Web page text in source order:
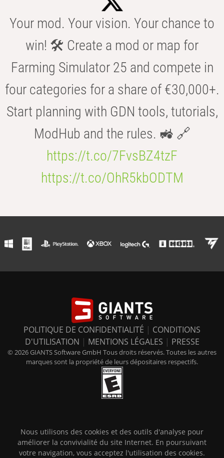
Your mod. Your vision. Your chance to
win! 🛠️ Create a mod or map for
Farming Simulator 25 and compete in
four categories for a share of €30,000+.
Start planning with GDN tools, tutorials,
ModHub and the rules. 🚜 🔗
https://t.co/7FvsBZ4tzF
https://t.co/OhR5kbODTM
POLITIQUE DE CONFIDENTIALITÉ | CONDITIONS
D'UTILISATION | MENTIONS LÉGALES | PRESSE
© 2026 GIANTS Software GmbH Tous droits réservés. Toutes les autres
marques sont la propriété de leurs dépositaires respectifs.
Nous utilisons des cookies et des outils d'analyse pour
améliorer la convivialité du site Internet. En poursuivant
votre navigation, vous acceptez l'utilisation des cookies.